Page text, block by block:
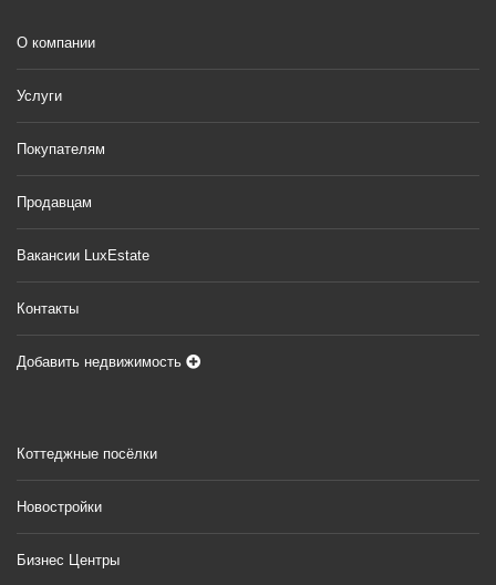
О компании
Услуги
Покупателям
Продавцам
Вакансии LuxEstate
Контакты
Добавить недвижимость
Коттеджные посёлки
Новостройки
Бизнес Центры